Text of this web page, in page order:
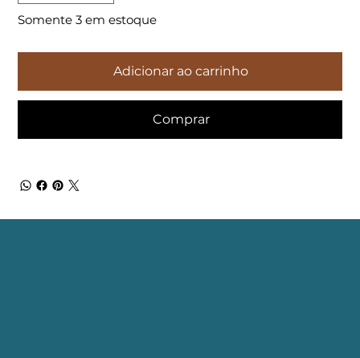
Somente 3 em estoque
Adicionar ao carrinho
Comprar